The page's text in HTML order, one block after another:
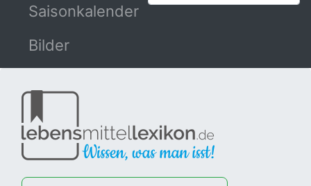
Saisonkalender
Bilder